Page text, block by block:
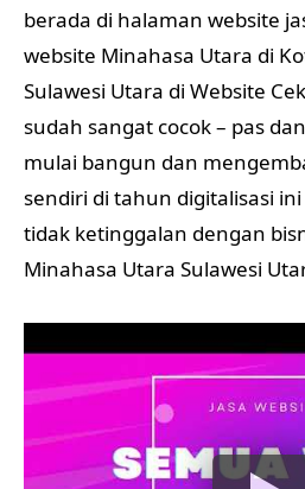
berada di halaman website
website Minahasa Utara di
Sulawesi Utara di Website
sudah sangat cocok – pas
mulai bangun dan
sendiri di tahun digitalisasi
tidak ketinggalan dengan
Minahasa Utara Sulawesi